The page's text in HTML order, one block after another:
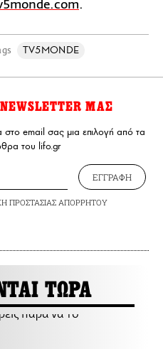
.
TV5MONDE
ΜΑΣ
email σας μια επιλογή από τα
του lifo.gr
ΕΓΓΡΑΦΗ
ΠΡΟΣΤΑΣΙΑΣ ΑΠΟΡΡΗΤΟΥ
ΤΩΡΑ